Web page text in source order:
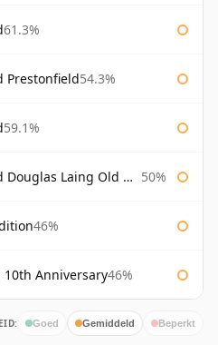
61.3%
Prestonfield54.3%
59.1%
Laing Old Malt Cask 50%
46%
10th Anniversary46%
Goed Gemiddeld Beperkt